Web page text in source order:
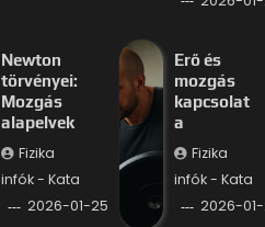
Newton
törvényei:
Mozgás
alapelvek
Fizika
infók - Kata
2026-01-25
Erő és
mozgás
kapcsolat
a
Fizika
infók - Kata
2026-